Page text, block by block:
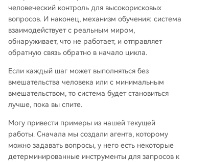
человеческий контроль для высокорисковых
вопросов. И наконец, механизм обучения: система
взаимодействует с реальным миром,
обнаруживает, что не работает, и отправляет
обратную связь обратно в начало цикла.
Если каждый шаг может выполняться без
вмешательства человека или с минимальным
вмешательством, то система будет становиться
лучше, пока вы спите.
Могу привести примеры из нашей текущей
работы. Сначала мы создали агента, которому
можно задавать вопросы, у него есть некоторые
детерминированные инструменты для запросов к